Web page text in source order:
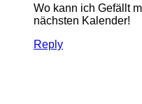
Wo kann ich Gefällt
nächsten Kalender!
Reply